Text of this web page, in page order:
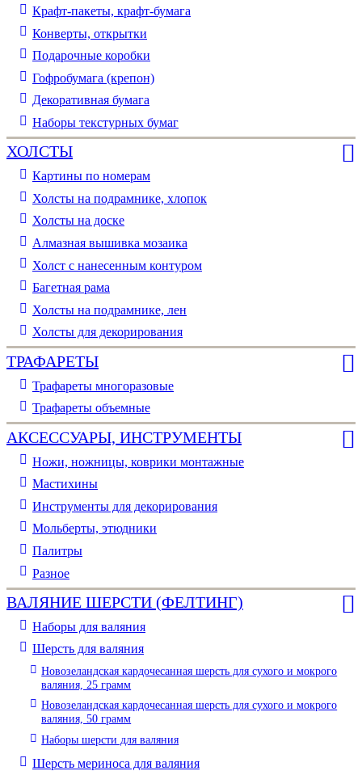
Крафт-пакеты, крафт-бумага
Конверты, открытки
Подарочные коробки
Гофробумага (крепон)
Декоративная бумага
Наборы текстурных бумаг
ХОЛСТЫ
Картины по номерам
Холсты на подрамнике, хлопок
Холсты на доске
Алмазная вышивка мозаика
Холст с нанесенным контуром
Багетная рама
Холсты на подрамнике, лен
Холсты для декорирования
ТРАФАРЕТЫ
Трафареты многоразовые
Трафареты объемные
АКСЕССУАРЫ, ИНСТРУМЕНТЫ
Ножи, ножницы, коврики монтажные
Мастихины
Инструменты для декорирования
Мольберты, этюдники
Палитры
Разное
ВАЛЯНИЕ ШЕРСТИ (ФЕЛТИНГ)
Наборы для валяния
Шерсть для валяния
Новозеландская кардочесанная шерсть для сухого и мокрого
валяния, 25 грамм
Новозеландская кардочесанная шерсть для сухого и мокрого
валяния, 50 грамм
Наборы шерсти для валяния
Шерсть мериноса для валяния